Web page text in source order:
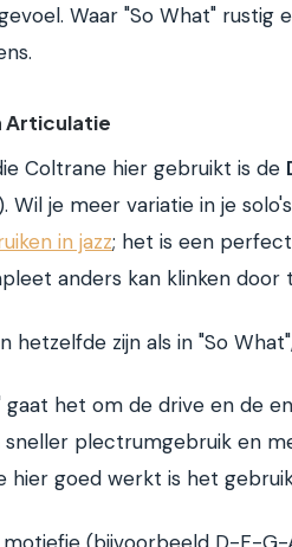
Waar "So What" rustig
Articulatie
Coltrane hier gebruikt is de
je meer variatie in je
in jazz; het is een
anders kan klinken door
hetzelfde zijn als in "So
gaat het om de drive en de
sneller plectrumgebruik en
hier goed werkt is het
(bijvoorbeeld D-F-